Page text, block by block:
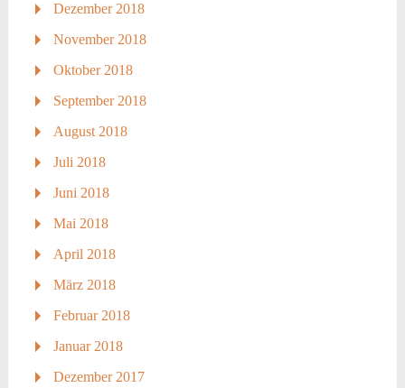
Dezember 2018
November 2018
Oktober 2018
September 2018
August 2018
Juli 2018
Juni 2018
Mai 2018
April 2018
März 2018
Februar 2018
Januar 2018
Dezember 2017